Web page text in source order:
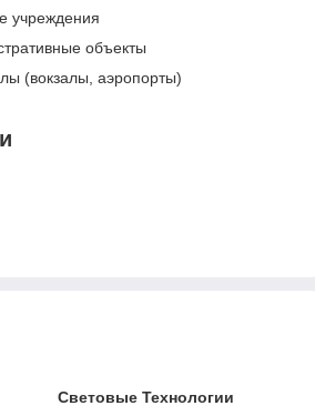
учреждения
объекты
(вокзалы, аэропорты)
Световые Технологии